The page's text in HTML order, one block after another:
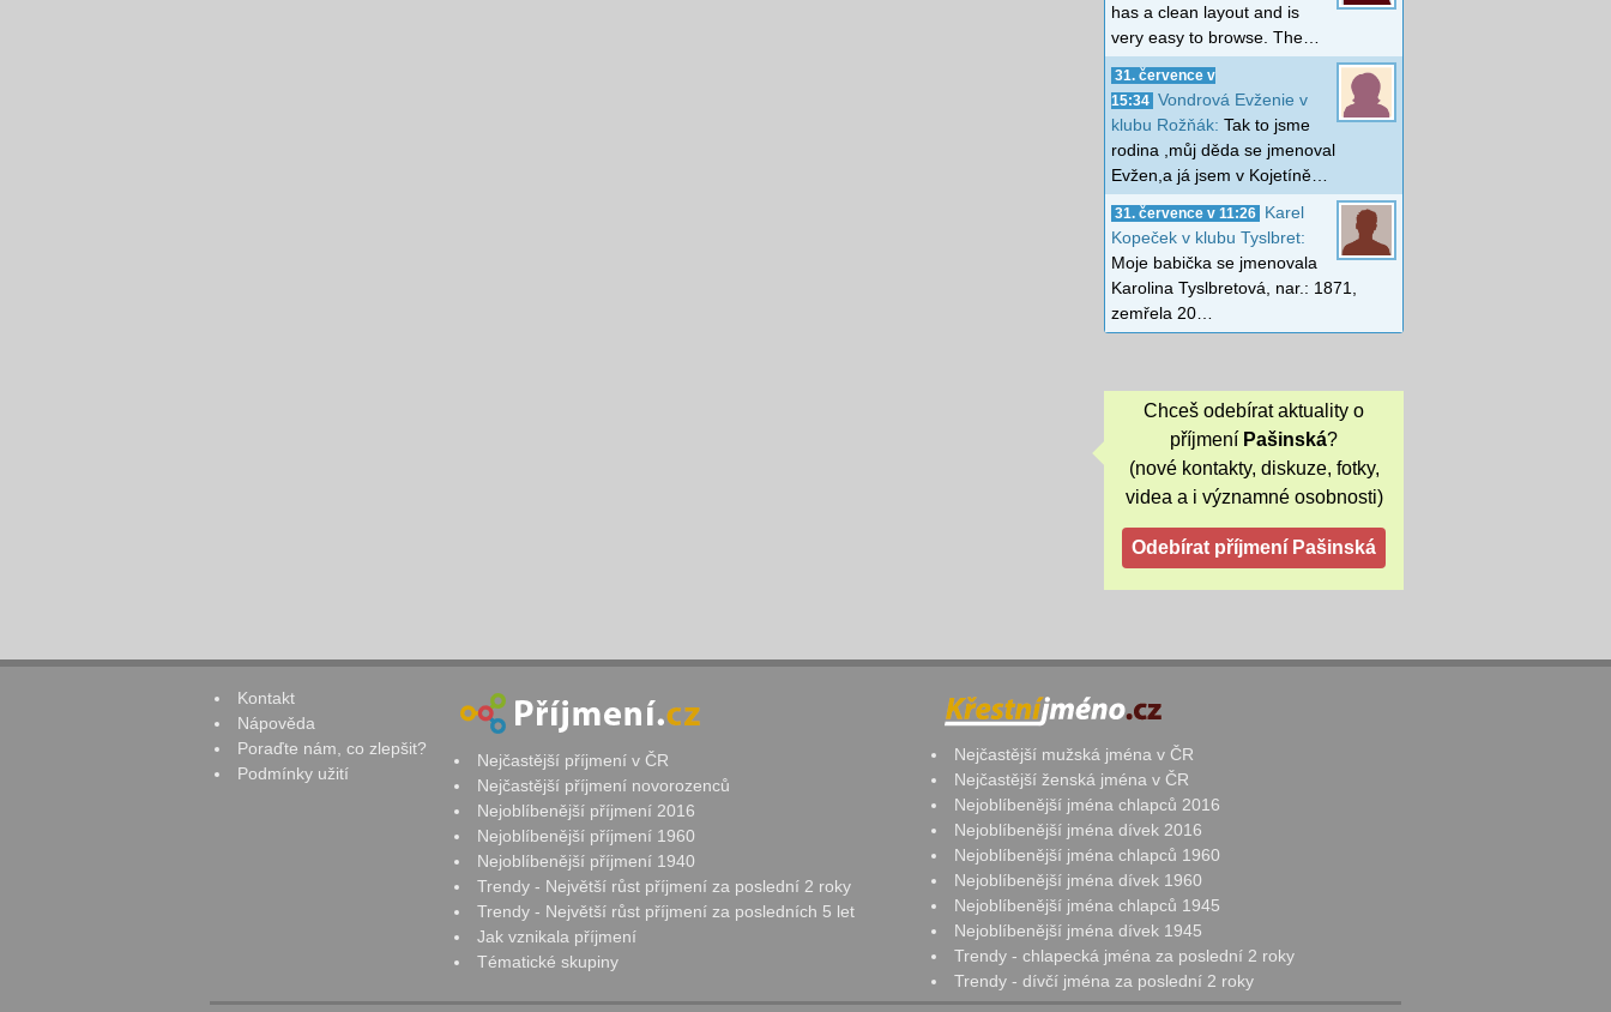
has a clean layout and is
very easy to browse. The…
31. července v
15:34 Vondrová Evženie v
klubu Rožňák: Tak to jsme
rodina ,můj děda se jmenoval
Evžen,a já jsem v Kojetíně…
31. července v 11:26
Karel
Kopeček v klubu Tyslbret:
Moje babička se jmenovala
Karolina Tyslbretová, nar.: 1871,
zemřela 20…
Chceš odebírat aktuality o
příjmení Pašinská?
(nové kontakty, diskuze, fotky,
videa a i významné osobnosti)
Kontakt
Nápověda
Poraďte nám, co zlepšit?
Podmínky užití
Nejčastější příjmení v ČR
Nejčastější příjmení novorozenců
Nejoblíbenější příjmení 2016
Nejoblíbenější příjmení 1960
Nejoblíbenější příjmení 1940
Trendy - Největší růst příjmení za poslední 2 roky
Trendy - Největší růst příjmení za posledních 5 let
Jak vznikala příjmení
Tématické skupiny
Nejčastější mužská jména v ČR
Nejčastější ženská jména v ČR
Nejoblíbenější jména chlapců 2016
Nejoblíbenější jména dívek 2016
Nejoblíbenější jména chlapců 1960
Nejoblíbenější jména dívek 1960
Nejoblíbenější jména chlapců 1945
Nejoblíbenější jména dívek 1945
Trendy - chlapecká jména za poslední 2 roky
Trendy - dívčí jména za poslední 2 roky